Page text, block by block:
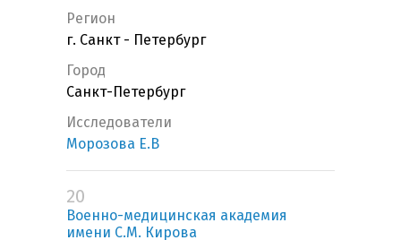
Регион
г. Санкт - Петербург
Город
Санкт-Петербург
Исследователи
Морозова Е.В
20
Военно-медицинская академия
имени С.М. Кирова